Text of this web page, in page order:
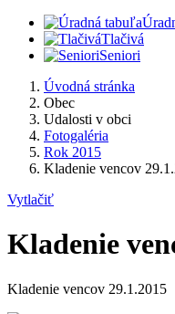
Tlačivá
Seniori
Úvodná stránka
Obec
Udalosti v obci
Fotogaléria
Rok 2015
Kladenie vencov
Vytlačiť
Kladenie
Kladenie vencov 29.1.2015